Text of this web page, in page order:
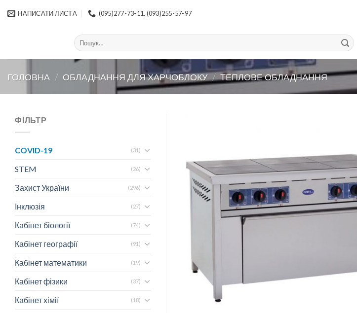
НАПИСАТИ ЛИСТА (095)277-73-11, (093)255-57-97
Шукати:
ГОЛОВНА / ОБЛАДНАННЯ ДЛЯ ХАРЧОБЛОКУ / ТЕПЛОВЕ ОБЛАДНАННЯ
ФІЛЬТР
COVID-19 (31)
STEM (26)
Захист України (296)
Інклюзія (27)
Кабінет біології (74)
Кабінет географії (91)
Кабінет математики (19)
Кабінет фізики (37)
Кабінет хімії (18)